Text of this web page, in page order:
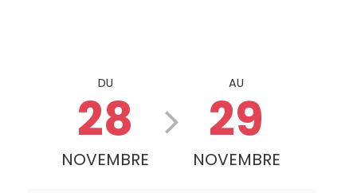
DU
28
NOVEMBRE
AU
29
NOVEMBRE